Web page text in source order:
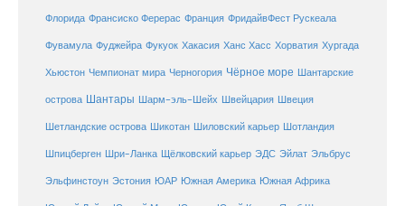
Флорида Франсиско Ферерас Франция ФридайвФест Рускеала
Фувамула Фуджейра Фукуок Хакасия Ханс Хасс Хорватия Хургада
Хьюстон Чемпионат мира Черногория Чёрное море Шантарские
острова Шантары Шарм-эль-Шейх Швейцария Швеция
Шетландские острова Шикотан Шиловский карьер Шотландия
Шпицберген Шри-Ланка Щёлковский карьер ЭДС Эйлат Эльбрус
Эльфинстоун Эстония ЮАР Южная Америка Южная Африка